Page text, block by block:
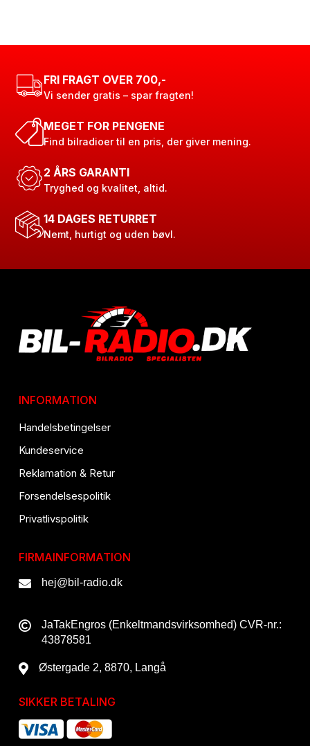
FRI FRAGT OVER 700,-
Vi sender gratis – spar fragten!
MEGET FOR PENGENE
Find bilradioer til en pris, der giver mening.
2 ÅRS GARANTI
Tryghed og kvalitet, altid.
14 DAGES RETURRET
Nemt, hurtigt og uden bøvl.
INFORMATION
Handelsbetingelser
Kundeservice
Reklamation & Retur
Forsendelsespolitik
Privatlivspolitik
FIRMAINFORMATION
hej@bil-radio.dk
JaTakEngros (Enkeltmandsvirksomhed) CVR-nr.:
43878581
Østergade 2, 8870, Langå
SIKKER BETALING